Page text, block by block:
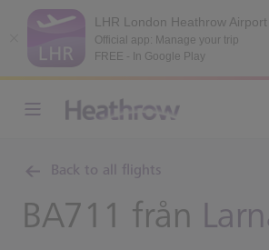
LHR London Heathrow Airport
Official app: Manage your trip
FREE - In Google Play
Back to all flights
BA711 från